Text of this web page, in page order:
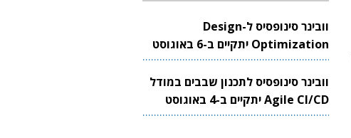
וובינר סינופסיס ל-Design
Optimization יתקיים ב-6 באוגוסט
2026
וובינר סינופסיס לתכנון שבבים במודל
Agile CI/CD יתקיים ב-4 באוגוסט
2026